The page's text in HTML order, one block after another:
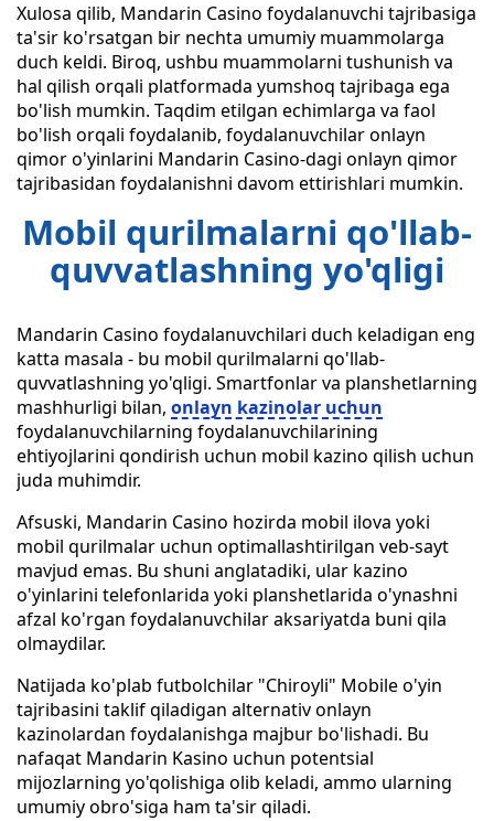
Xulosa qilib, Mandarin Casino foydalanuvchi tajribasiga
ta'sir ko'rsatgan bir nechta umumiy muammolarga
duch keldi. Biroq, ushbu muammolarni tushunish va
hal qilish orqali platformada yumshoq tajribaga ega
bo'lish mumkin. Taqdim etilgan echimlarga va faol
bo'lish orqali foydalanib, foydalanuvchilar onlayn
qimor o'yinlarini Mandarin Casino-dagi onlayn qimor
tajribasidan foydalanishni davom ettirishlari mumkin.
Mobil qurilmalarni qo'llab-
quvvatlashning yo'qligi
Mandarin Casino foydalanuvchilari duch keladigan eng
katta masala - bu mobil qurilmalarni qo'llab-
quvvatlashning yo'qligi. Smartfonlar va planshetlarning
mashhurligi bilan, onlayn kazinolar uchun
foydalanuvchilarning foydalanuvchilarining
ehtiyojlarini qondirish uchun mobil kazino qilish uchun
juda muhimdir.
Afsuski, Mandarin Casino hozirda mobil ilova yoki
mobil qurilmalar uchun optimallashtirilgan veb-sayt
mavjud emas. Bu shuni anglatadiki, ular kazino
o'yinlarini telefonlarida yoki planshetlarida o'ynashni
afzal ko'rgan foydalanuvchilar aksariyatda buni qila
olmaydilar.
Natijada ko'plab futbolchilar "Chiroyli" Mobile o'yin
tajribasini taklif qiladigan alternativ onlayn
kazinolardan foydalanishga majbur bo'lishadi. Bu
nafaqat Mandarin Kasino uchun potentsial
mijozlarning yo'qolishiga olib keladi, ammo ularning
umumiy obro'siga ham ta'sir qiladi.